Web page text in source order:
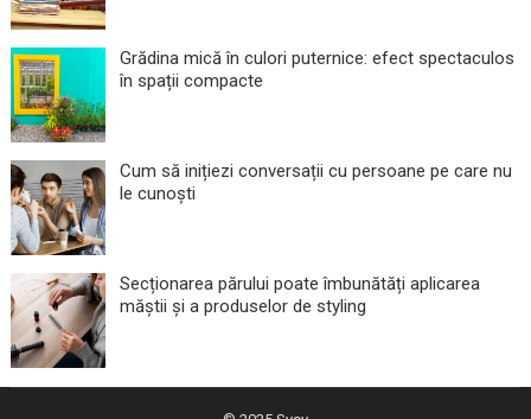
Grădina mică în culori puternice: efect spectaculos
în spații compacte
Cum să inițiezi conversații cu persoane pe care nu
le cunoști
Secționarea părului poate îmbunătăți aplicarea
măștii și a produselor de styling